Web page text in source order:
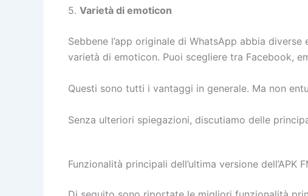
5. Varietà di emoticon
Sebbene l’app originale di WhatsApp abbia
varietà di emoticon. Puoi scegliere tra Facebook,
Questi sono tutti i vantaggi in generale. Ma non
Senza ulteriori spiegazioni, discutiamo delle
Funzionalità principali dell’ultima versione dell’APK